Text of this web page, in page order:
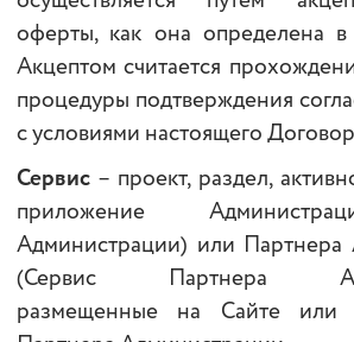
оферты, как она определена
Акцептом считается
процедуры подтверждения
с условиями настоящего
Сервис – проект, раздел,
приложение
Администрации) или Партнера
(Сервис Партнера
размещенные на Сайте или